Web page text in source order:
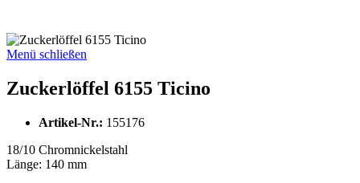
Menü schließen
Zuckerlöffel 6155 Ticino
Artikel-Nr.: 155176
18/10 Chromnickelstahl
Länge: 140 mm